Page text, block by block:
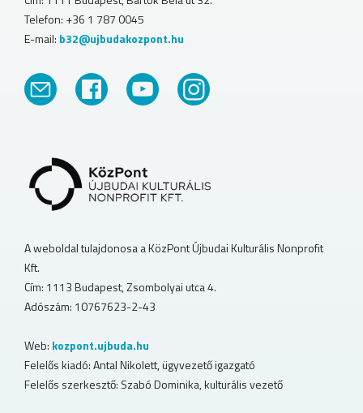
Telefon: +36 1 787 0045
E-mail: b32@ujbudakozpont.hu
A weboldal tulajdonosa a KözPont Újbudai Kulturális Nonprofit
Kft.
Cím: 1113 Budapest, Zsombolyai utca 4.
Adószám: 10767623-2-43
Web: kozpont.ujbuda.hu
Felelős kiadó: Antal Nikolett, ügyvezető igazgató
Felelős szerkesztő: Szabó Dominika, kulturális vezető